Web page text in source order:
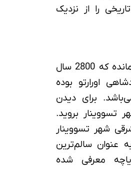
را از نزدیک
سالم‌ترین قلعه برجا مانده که 2800 سال
اورارتو بوده
برای دیدن
تسووینار بروید.
شهر تسووینار
عنوان سالم‌ترین
معرفی شده‌